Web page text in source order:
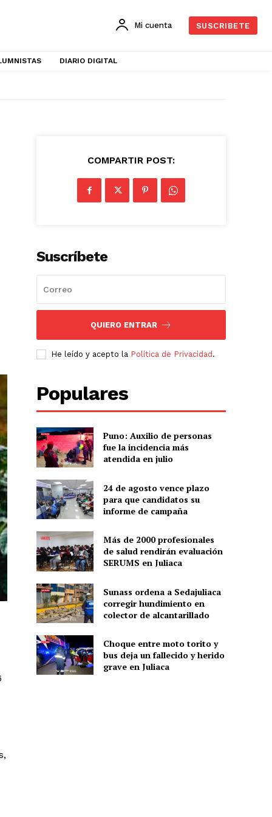
Mi cuenta SUSCRIBETE
DIARIO DIGITAL
COMPARTIR POST:
Suscríbete
QUIERO ENTRAR
He leído y acepto la Política de Privacidad .
Populares
Puno: Auxilio de personas
fue la incidencia más
atendida en julio
24 de agosto vence plazo
para que candidatos su
informe de campaña
Más de 2000 profesionales
de salud rendirán evaluación
SERUMS en Juliaca
Sunass ordena a Sedajuliaca
corregir hundimiento en
colector de alcantarillado
Choque entre moto torito y
bus deja un fallecido y herido
grave en Juliaca